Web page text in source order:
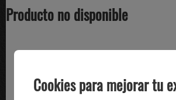
Producto no disponible
Cookies para mejorar tu